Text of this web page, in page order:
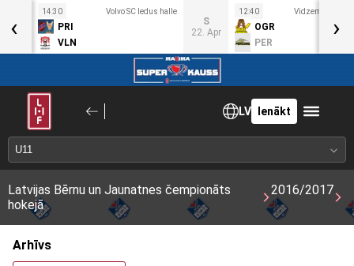
14:30 Volvo SC ledus halle
PRI
VLN
S
22. Apr
12:40 Vidzemes
OGR
PER
‹ ›
LV Ienākt
Latvijas Bērnu un Jaunatnes čempionāts
hokejā
2016/2017
Arhīvs